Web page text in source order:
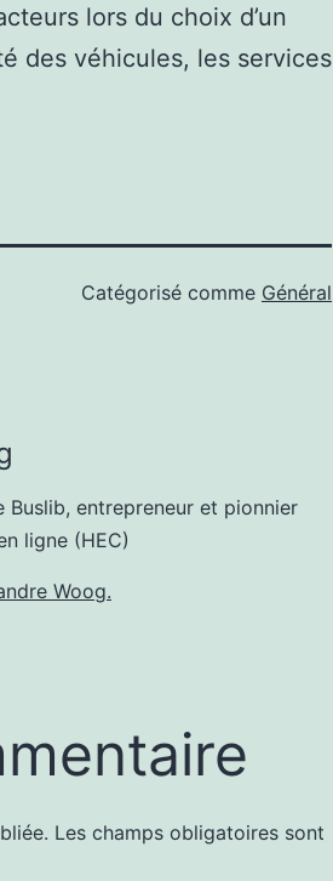
lors du choix d’un
des véhicules, les services
Catégorisé comme Général
Buslib, entrepreneur et pionnier
ligne (HEC)
Woog.
Les champs obligatoires sont